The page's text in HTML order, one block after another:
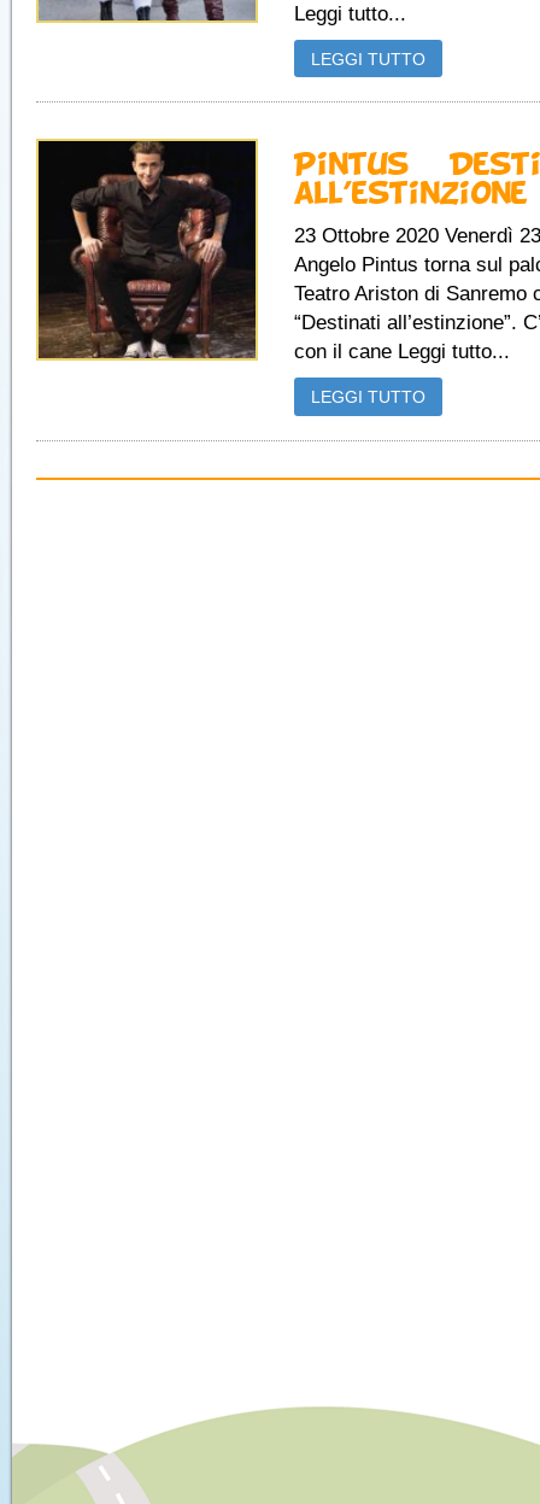
Leggi tutto...
LEGGI TUTTO
Pintus –
all’estinzione
23 Ottobre 2020 Venerdì
Angelo Pintus torna sul
Teatro Ariston di Sanremo
“Destinati all’estinzione”.
con il cane Leggi tutto...
LEGGI TUTTO